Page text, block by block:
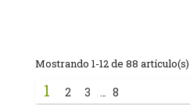
Mostrando 1-12 de 88 artículo(s)
1 2 3 … 8